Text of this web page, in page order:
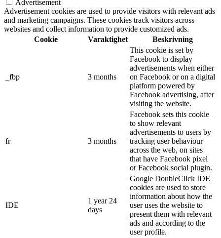
Advertisement
Advertisement cookies are used to provide visitors with relevant ads
and marketing campaigns. These cookies track visitors across
websites and collect information to provide customized ads.
Cookie
Varaktighet Beskrivning
_fbp 3 months
This cookie is set by
Facebook to display
advertisements when either
on Facebook or on a digital
platform powered by
Facebook advertising, after
visiting the website.
fr 3 months
Facebook sets this cookie
to show relevant
advertisements to users by
tracking user behaviour
across the web, on sites
that have Facebook pixel
or Facebook social plugin.
IDE
1 year 24
days
Google DoubleClick IDE
cookies are used to store
information about how the
user uses the website to
present them with relevant
ads and according to the
user profile.